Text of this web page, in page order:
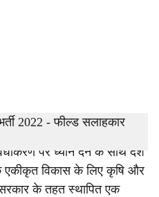
पर ध्यान देने के साथ देश
एकीकृत विकास के लिए कृषि और
के तहत स्थापित एक